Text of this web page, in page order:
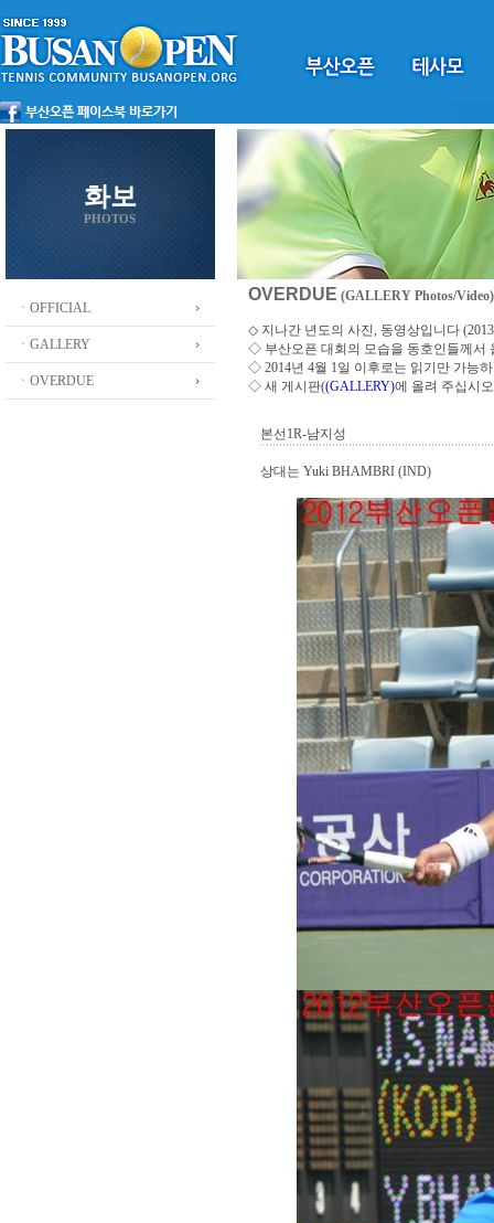
화보
PHOTOS
ㆍOFFICIAL
ㆍGALLERY
ㆍOVERDUE
OVERDUE (GALLERY Photos/Video)
◇ 지나간 년도의 사진, 동영상입니다
◇ 부산오픈 대회의 모습을 동호인들께서
◇ 2014년 4월 1일 이후로는 읽기만 가능
◇ 새 게시판((GALLERY)에 올려 주십시오
본선1R-남지성
상대는 Yuki BHAMBRI (IND)